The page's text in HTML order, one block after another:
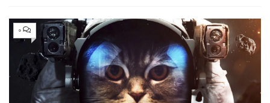
تغذیه سالم
بهداشت
بیماری و درمان
کودک و مادر
۰